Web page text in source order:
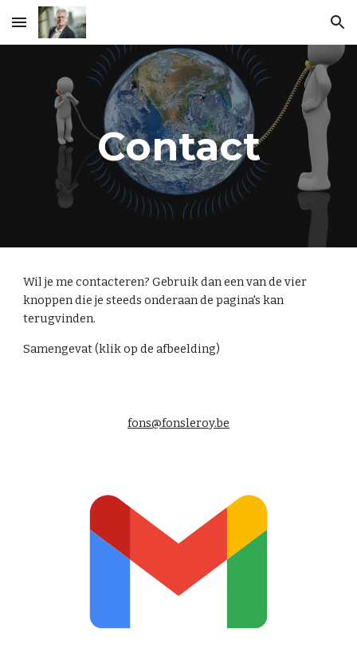
Skip to main content Skip to navigation
Contact
Wil je me contacteren? Gebruik dan een van de vier
knoppen die je steeds onderaan de pagina's kan
terugvinden.
Samengevat (klik op de afbeelding)
fons@fonsleroy.be